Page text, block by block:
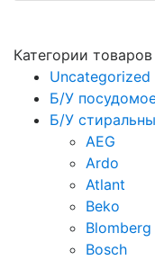
Категории товаров
Uncategorized
Б/У
Б/У
AEG
Ardo
Atlant
Beko
Blomberg
Bosch